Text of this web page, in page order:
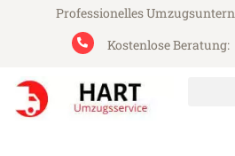
Professionelles
Kostenlose Beratung: